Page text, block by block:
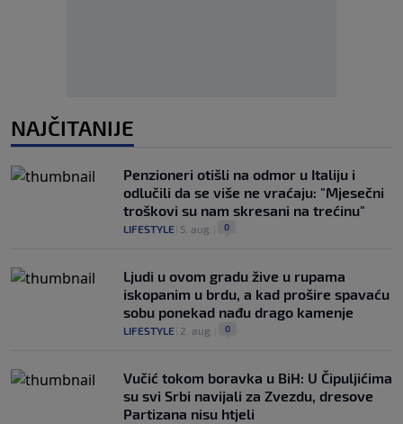
NAJČITANIJE
Penzioneri otišli na odmor u Italiju i
odlučili da se više ne vraćaju: "Mjesečni
troškovi su nam skresani na trećinu"
LIFESTYLE 5. aug. 0
Ljudi u ovom gradu žive u rupama
iskopanim u brdu, a kad prošire spavaću
sobu ponekad nađu drago kamenje
LIFESTYLE 2. aug. 0
Vučić tokom boravka u BiH: U Čipuljićima
su svi Srbi navijali za Zvezdu, dresove
Partizana nisu htjeli